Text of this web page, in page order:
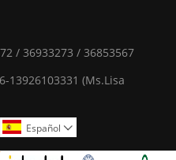
/ 36933273 / 36853567
13926103331 (Ms.Lisa
Español 